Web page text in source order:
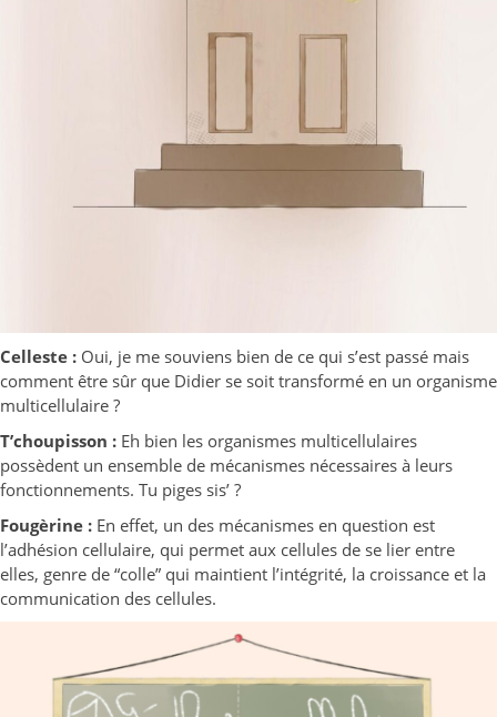
Celleste : Oui, je me souviens bien de ce qui s’est passé mais
comment être sûr que Didier se soit transformé en un organisme
multicellulaire ?
T’choupisson : Eh bien les organismes multicellulaires
possèdent un ensemble de mécanismes nécessaires à leurs
fonctionnements. Tu piges sis’ ?
Fougèrine : En effet, un des mécanismes en question est
l’adhésion cellulaire, qui permet aux cellules de se lier entre
elles, genre de “colle” qui maintient l’intégrité, la croissance et la
communication des cellules.